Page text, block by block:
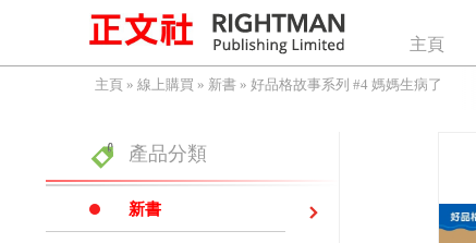
主頁
主頁 » 線上購買 » 新書 » 好品格故事系列 #4 媽媽生病了
產品分類
新書